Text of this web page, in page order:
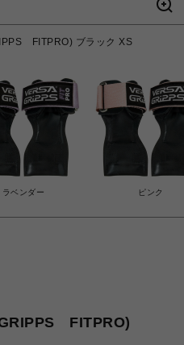
FITPRO) ブラック XS
ラベンダー ピンク
FITPRO)